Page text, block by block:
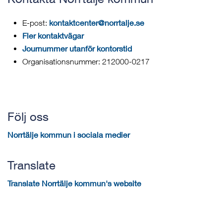
E-post: kontaktcenter@norrtalje.se
Fler kontaktvägar
Journummer utanför kontorstid
Organisationsnummer: 212000-0217
Följ oss
Norrtälje kommun i sociala medier
Translate
Translate Norrtälje kommun's website